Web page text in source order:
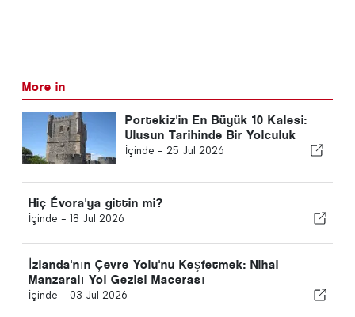
More in
Portekiz'in En Büyük 10 Kalesi:
Ulusun Tarihinde Bir Yolculuk
İçinde - 25 Jul 2026
Hiç Évora'ya gittin mi?
İçinde - 18 Jul 2026
İzlanda'nın Çevre Yolu'nu Keşfetmek: Nihai
Manzaralı Yol Gezisi Macerası
İçinde - 03 Jul 2026